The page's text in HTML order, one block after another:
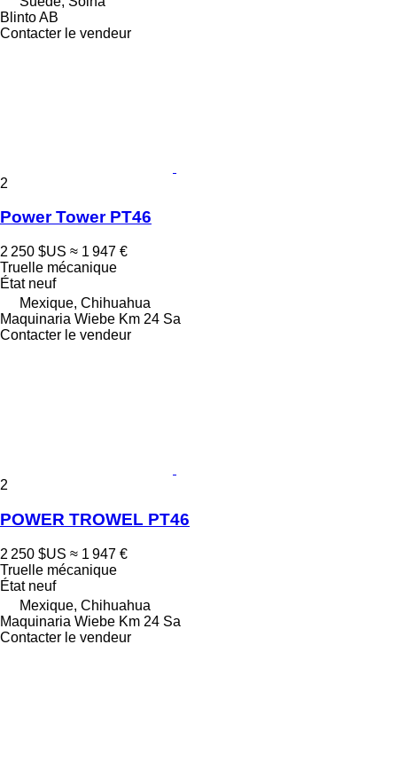
Blinto AB
Contacter le vendeur
2
Power Tower PT46
2 250 $US ≈ 1 947 €
Truelle mécanique
Étatneuf
Mexique, Chihuahua
Maquinaria Wiebe Km 24 Sa
Contacter le vendeur
2
POWER TROWEL PT46
2 250 $US ≈ 1 947 €
Truelle mécanique
Étatneuf
Mexique, Chihuahua
Maquinaria Wiebe Km 24 Sa
Contacter le vendeur